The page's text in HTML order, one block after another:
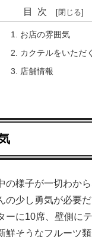
目次
お店の雰囲気
カクテルをいただく
店舗情報
の様子が一切わか
の少し勇気が必要
ーに10席、壁側に
鮮そうなフルーツ